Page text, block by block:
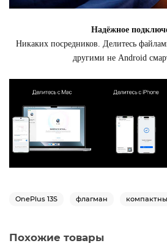
Надёжное
Никаких посредников. Делитесь
другими не Android
OnePlus 13S флагман
Похожие товары